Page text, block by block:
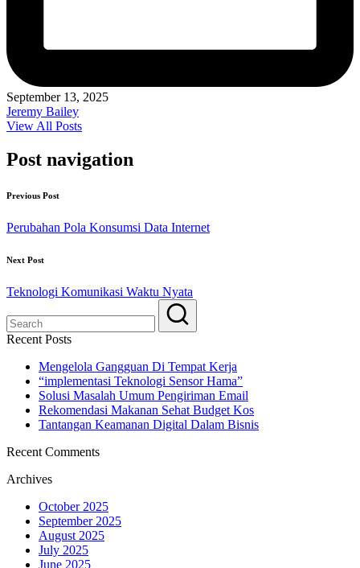
September 13, 2025
Jeremy Bailey
View All Posts
Post navigation
Previous Post
Perubahan Pola Konsumsi Data Internet
Next Post
Teknologi Komunikasi Waktu Nyata
Recent Posts
Mengelola Gangguan Di Tempat Kerja
“implementasi Teknologi Sensor Hama”
Solusi Masalah Umum Pengiriman Email
Rekomendasi Makanan Sehat Budget Kos
Tantangan Keamanan Digital Dalam Bisnis
Recent Comments
Archives
October 2025
September 2025
August 2025
July 2025
June 2025